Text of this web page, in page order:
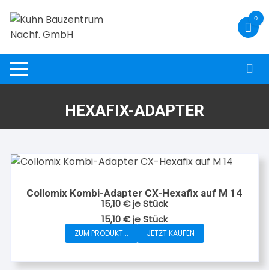
Inhalt
springen
0
HEXAFIX-ADAPTER
Collomix Kombi-Adapter CX-Hexafix auf M 14
15,10€je Stück
15,10€jeStück
ZUM PRODUKT... JETZT KAUFEN